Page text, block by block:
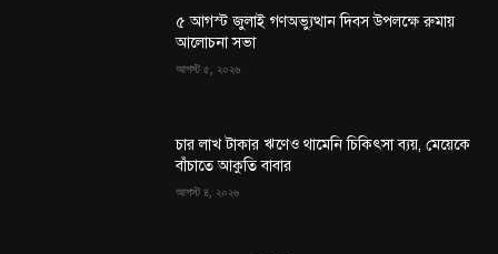
৫ আগস্ট জুলাই গণঅভ্যুত্থান দিবস উপলক্ষে রুমায়
আলোচনা সভা
আগস্ট ৫, ২০২৬
চার লাখ টাকার ঋণেও থামেনি চিকিৎসা ব্যয়, মেয়েকে
বাঁচাতে আকুতি বাবার
আগস্ট ৪, ২০২৬